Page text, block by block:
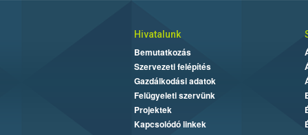
Hivatalunk
Bemutatkozás
Szervezeti felépítés
Gazdálkodási adatok
Felügyeleti szervünk
Projektek
Kapcsolódó linkek